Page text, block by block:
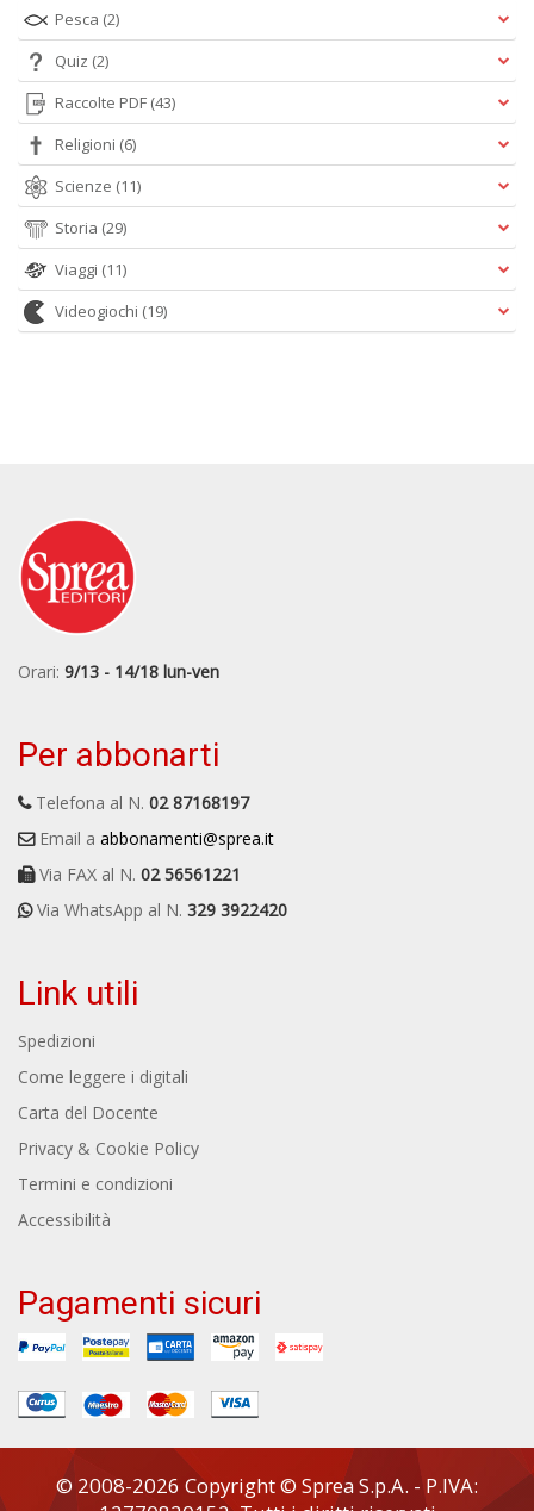
Pesca (2)
Quiz (2)
Raccolte PDF (43)
Religioni (6)
Scienze (11)
Storia (29)
Viaggi (11)
Videogiochi (19)
Orari: 9/13 - 14/18 lun-ven
Per abbonarti
Telefona al N. 02 87168197
Email a abbonamenti@sprea.it
Via FAX al N. 02 56561221
Via WhatsApp al N. 329 3922420
Link utili
Spedizioni
Come leggere i digitali
Carta del Docente
Privacy & Cookie Policy
Termini e condizioni
Accessibilità
Pagamenti sicuri
© 2008-2026 Copyright © Sprea S.p.A. - P.IVA: